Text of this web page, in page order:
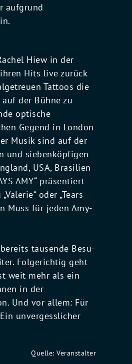
aufgrund
Hiew in der
Hits live zurück
Tattoos die
der Bühne zu
optische
Gegend in London
Musik sind auf der
und siebenköpfigen
USA, Brasilien
AMY“ präsentiert
oder „Tears
Muss für jeden Amy-
tausende Besu-
Folgerichtig geht
weit mehr als ein
in der
Und vor allem: Für
unvergesslicher
Quelle: Veranstalter